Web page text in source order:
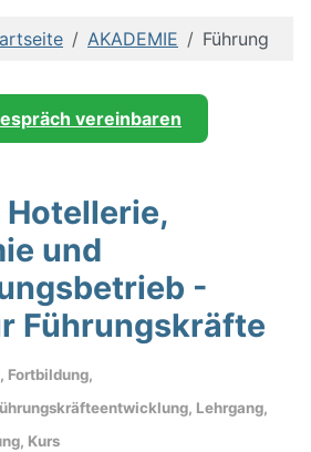
AKADEMIE Führung
vereinbaren
und
-
Führungskräfte
Fortbildung,
Lehrgang,
Kurs